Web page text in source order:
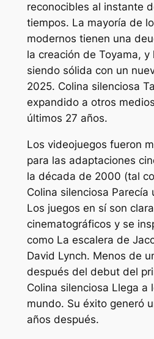
reconocibles al instante
tiempos. La mayoría de
modernos tienen una
la creación de Toyama,
siendo sólida con un
2025. Colina silenciosa
expandido a otros
últimos 27 años.
Los videojuegos fueron
para las adaptaciones
la década de 2000 (tal
Colina silenciosa Parecía
Los juegos en sí son
cinematográficos y se
comoLa escalera de
David Lynch. Menos de
después del debut del
Colina silenciosa Llega a
mundo. Su éxito generó
años después.